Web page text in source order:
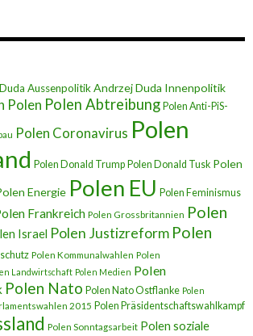
AussenpolitikAndrzej Duda Innenpolitik
Polen Polen Abtreibung Polen Anti-PiS-
Polen Coronavirus Polen
Polen Donald Trump Polen Donald Tusk Polen
Energie Polen EU Polen Feminismus
Frankreich Polen Grossbritannien Polen
Israel Polen Justizreform Polen
Polen Kommunalwahlen Polen
Landwirtschaft Polen Medien Polen
Polen Nato Polen Nato Ostflanke Polen
2015 Polen Präsidentschaftswahlkampf
Polen Sonntagsarbeit Polen soziale